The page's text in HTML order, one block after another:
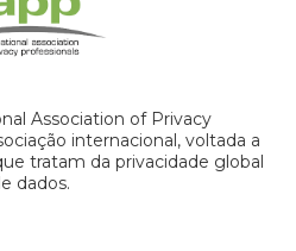
Association of Privacy
internacional, voltada a
tratam da privacidade global
dados.